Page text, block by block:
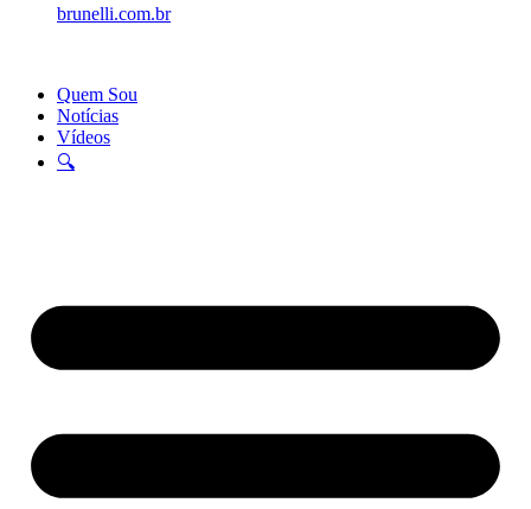
brunelli.com.br
Quem Sou
Notícias
Vídeos
🔍